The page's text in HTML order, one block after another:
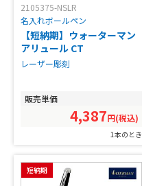
2105375-NSLR
名入れボールペン
【短納期】ウォーターマン
アリュール CT
レーザー彫刻
販売単価
4,387円(税込)
1本のとき
短納期